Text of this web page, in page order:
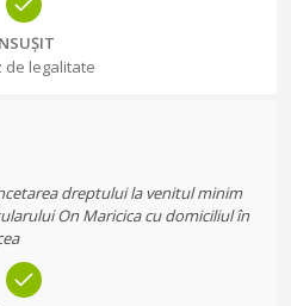
de legalitate
dreptului la venitul minim
On Maricica cu domiciliul în